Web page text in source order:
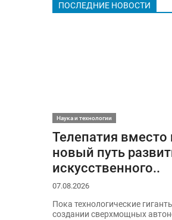
ПОСЛЕДНИЕ НОВОСТИ
Наука и технологии
Телепатия вместо
новый путь
искусственного..
07.08.2026
Пока технологические
создании сверхмощных